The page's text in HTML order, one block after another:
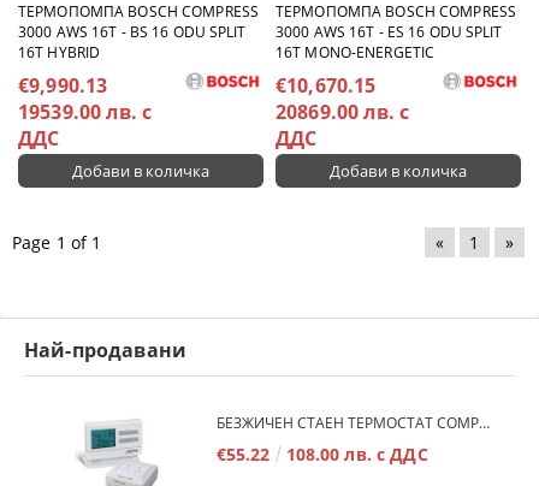
TЕРМОПОМПА BOSCH COMPRESS
3000 AWS 16T - BS 16 ODU SPLIT
16T HYBRID
€9,990.13
19539.00 лв. с
ДДС
TЕРМОПОМПА BOSCH COMPRESS
3000 AWS 16T - ES 16 ODU SPLIT
16T MONO-ENERGETIC
€10,670.15
20869.00 лв. с
ДДС
Page 1 of 1 « 1 »
Най-продавани
БЕЗЖИЧЕН СТАЕН ТЕРМОСТАТ COMPUTHERM Q7RF
€55.22 108.00 лв. с ДДС